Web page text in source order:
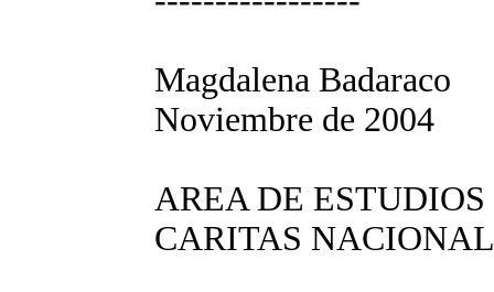
Magdalena Badaraco
Noviembre de 2004
AREA DE
CARITAS